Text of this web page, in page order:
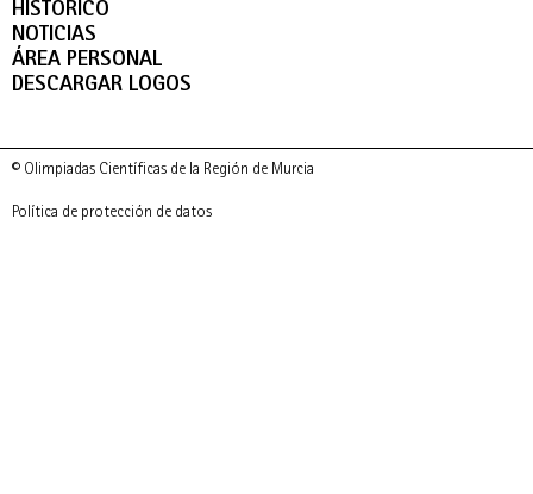
HISTÓRICO
NOTICIAS
ÁREA PERSONAL
DESCARGAR LOGOS
© Olimpiadas Científicas de la Región de Murcia
Política de protección de datos